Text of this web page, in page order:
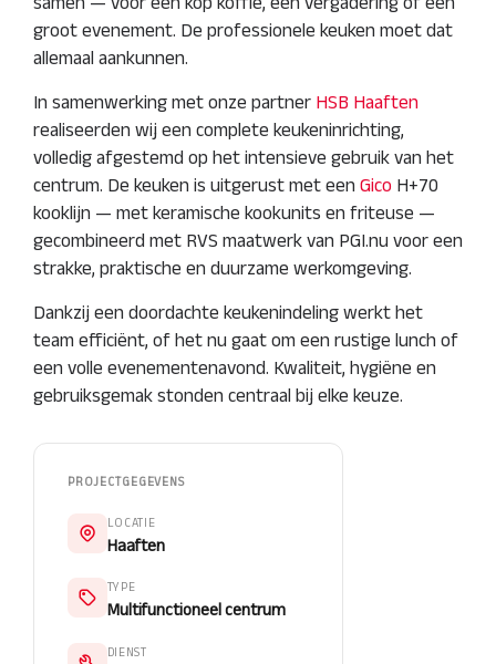
groot evenement. De professionele keuken moet dat
allemaal aankunnen.
In samenwerking met onze partner HSB Haaften
realiseerden wij een complete keukeninrichting,
volledig afgestemd op het intensieve gebruik van het
centrum. De keuken is uitgerust met een Gico H+70
kooklijn — met keramische kookunits en friteuse —
gecombineerd met RVS maatwerk van PGI.nu voor een
strakke, praktische en duurzame werkomgeving.
Dankzij een doordachte keukenindeling werkt het
team efficiënt, of het nu gaat om een rustige lunch of
een volle evenementenavond. Kwaliteit, hygiëne en
gebruiksgemak stonden centraal bij elke keuze.
PROJECTGEGEVENS
LOCATIE
Haaften
TYPE
Multifunctioneel centrum
DIENST